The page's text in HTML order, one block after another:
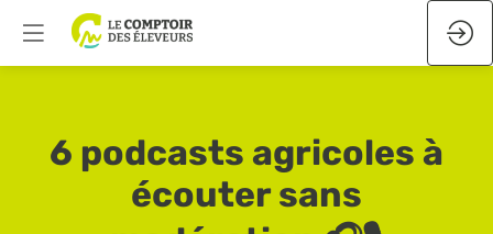
6 podcasts agricoles à
écouter sans